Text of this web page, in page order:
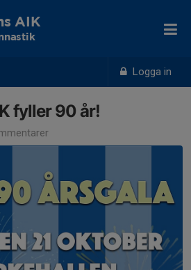
Logga in
AIK
fyller 90 år!